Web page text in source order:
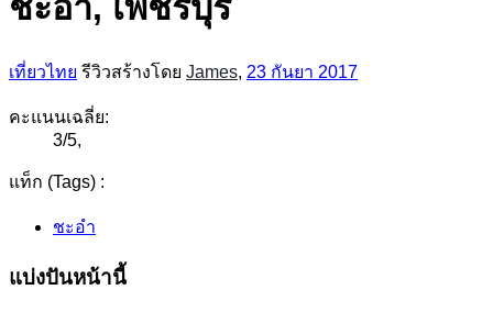
เที่ยวไทย รีวิวสร้างโดย James, 23 กันยา 2017
คะแนนเฉลี่ย:
3/5,
แท็ก (Tags) :
ชะอำ
แบ่งปันหน้านี้